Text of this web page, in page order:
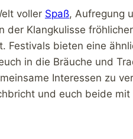
voller Spaß, Aufregung
Klangkulisse
bieten eine
in die Bräuche und
Interessen zu
und euch beide